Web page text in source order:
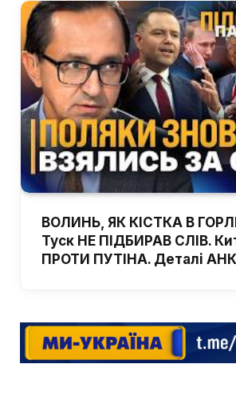
ВОЛИНЬ, ЯК КІСТКА В
Туск НЕ ПІДБИРАВ СЛІВ.
ПРОТИ ПУТІНА. Деталі